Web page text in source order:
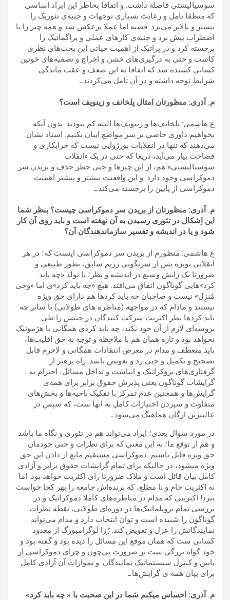
سوسیالیستی فاصله داشت. و اتفاقا بخاطر این ایراد اساسی
که منطقا تامل و رعایت بسیاری توجهات و جنبه‌ی تئوریک را
بیشتر و بالاتر می‌برد. قضیه اما عملا برعکس شد و همه چیز را با
اضطراب پیش برد و جنبه‌ی کارهای عملی و پراگماتیک را
برجسته کرد و در پراتیک از اهمیت حیاتی این بحث‌های نظری
کاست و حتی به درگیری‌های خشن و اخراج و تصفیه‌های خونین
کسانی کشیده شد که اتفاقا به این ضعف و عقب ماندگی
شرایط توجه داشته و در آن تامل می‌کردند.ـ
م. آذری: منظورتان امثال پلخانف و زینویف است؟
ع هاشمی: پلخانف‌ها و زینویف‌ها البته کم نبودند. بدون آنکه
بخواهیم داوری خاصی بر سر مواضع اینان بکنیم. اسناد نشان
می‌دهند که تنها در انقلابات بورژوایی نیست که خرابکاری و
فضاحت بیار می‌آید، دریغا که حتی در یک «انقلاب
سوسیالیستی» هم، از این چیزها و حتی خطر حذف و بریدن سر
دموکراسی وجود دارد‍. و این واقعیت بیشتر و بیشتر اهمیت
دموکراسی از پایین را برجسته می‌کند.ـ
م. آذری: منظورتان از بریدن سر دموکراسی چیست؟ بنظر شما
این اِشکال در تئوری رسیدن به آن نهفته است و باید روی آن کار
شود و یا در اندیشه‌ و تفسیر سازماندهندگان آن؟
ع هاشمی: منظورم از بریدن سر دموکراسی اینست که؛ در هر
انقلابی بویژه پس از سرنگونی رژیم سابق، بطور طبیعی و
ضرورتا یک زایش وسیع در اندیشه و نظر؛ با تولد «چه باید
کرد»هایی گوناگون اتفاق می‌افتد. هیچ «چه باید کرد»ی اما «وحی
مُنزِل» نیست و صاحبان چه باید کردها هم دارای حق ویژه
نیستند و مادام که در مواجهه (مناظره های طولانی) با سایر چه
باید کردها نظر اکثریت شرکت کنندگان در جنبش را طی
پروسه‌ای لازم از آن خود نکند، چه باید کردی همگانی یا هژمونیک
نخواهد بود و تازه همان هم با ملاحظه و توجه به حق اقلیت‌ها،
باید منعطف و مدام در معرض انتقادات همگانی و لاجرم قابل
تصحیح و تکمیل و حتی رد و تعویض باشد. راه پرهیز از
گرفتاری‌های بروکراتیک و انباشت و تداخل مسائل، احترام به
گرایشات گوناگون یعنی پذیرش حقوق برابر برای همه‌ی
گرایش‌ها و همچنین عدم تمرکز با تفکیک ناحیه‌ها و بخش‌های
متفاوت و سپردن اختیارات کامل به آنها ست، که سپس در
عالیترین ارگان هماهنگ می‌شود.ـ
در مورد سوال بعدی؛ ایراد می‌تواند هم در تئوری و نگاه ما باشد
و هم از توقع ما؛ به این معنی که برای نظرات و حتی خودمان
حق ویژه قائل باشیم. دموکراسی مستقیم مانع از دادن این حق
ویژه میشود، در حالیکه برای تمام گرایشات حقوق برابر و آزادی
کامل بیان قائل است و ملاک ضرورتا رای اکثریت خواهد بود. اما
نه اکثریت خام و نا مطلع، که برنده‌اش جامعه را بهر کجا خواست
ببرد! اکثریتی که مدام در مناظره‌های کاملا دموکراتیک و در
بررسی تمام پروبلماتیک‌ها در دوره‌ای طولانی، نقطه نظرات
گوناگون را شنیده است و توان انتخاب دارد و مدام می‌تواند
نمایندگانش را عزل و تعویض کند. رُزا لوگزامبورگ از معدود
کسانی ست که همان موقع این مسائل را دیده بود و گفته بود و
خود گواه بزرگی ست بر ضرورت بی‌چون و چرای دموکراسی از
پایین و کنترل سیستماتیک نمایندگان. و بموازات آن آزادی کامل
برای بیان همه ی گرایش‌ها.ـ
م. آذری: احساس میکنم شما در این صحبت با « چه باید کرد»